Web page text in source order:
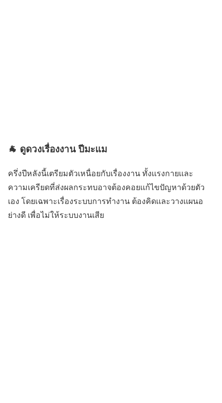
🐐 ดูดวงเรื่องงาน ปีมะแม
ครึ่งปีหลังนี้เตรียมตัวเหนื่อยกับเรื่องงาน ทั้งเเรงกายเเละ
ความเครียดที่ส่งผลกระทบอาจต้องคอยเเก้ไขปัญหาด้วยตัว
เอง โดยเฉพาะเรื่องระบบการทำงาน ต้องคิดเเละวางเเผนอ
ย่างดี เพื่อไม่ให้ระบบงานเสีย